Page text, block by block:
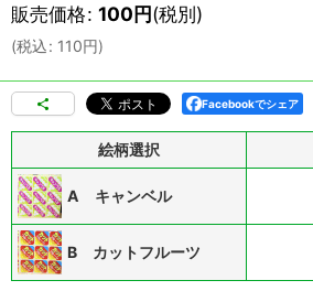
販売価格: 100円(税別)
(税込: 110円)
Facebookでシェア
絵柄選択
A キャンベル
B カットフルーツ